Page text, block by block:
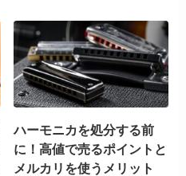
ハーモニカを処分する前
に！高値で売るポイントと
メルカリを使うメリット